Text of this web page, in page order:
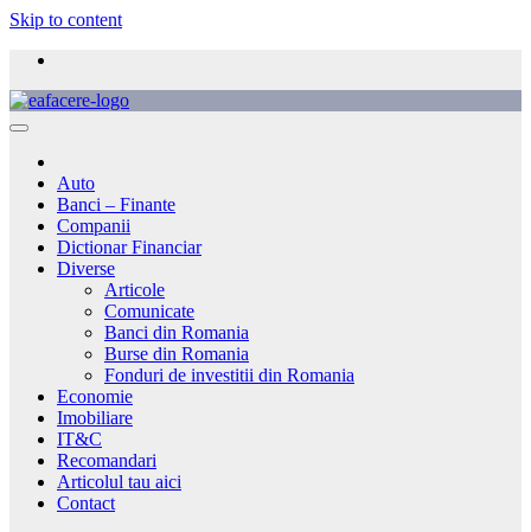
Skip to content
Auto
Banci – Finante
Companii
Dictionar Financiar
Diverse
Articole
Comunicate
Banci din Romania
Burse din Romania
Fonduri de investitii din Romania
Economie
Imobiliare
IT&C
Recomandari
Articolul tau aici
Contact